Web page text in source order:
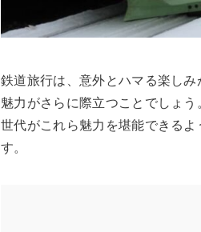
鉄道旅行は、意外とハマる楽し
魅力がさらに際立つことでしょ
世代がこれら魅力を堪能できる
す。